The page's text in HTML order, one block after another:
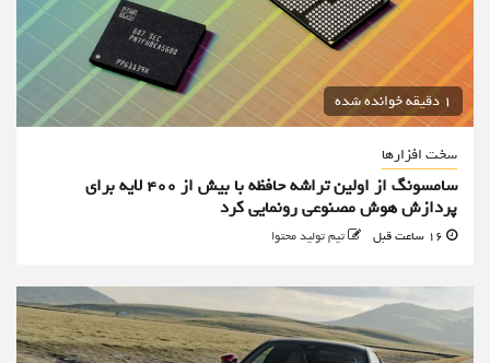
1 دقیقه خوانده شده
سخت افزارها
سامسونگ از اولین تراشه حافظه با بیش از ۴۰۰ لایه برای
پردازش هوش مصنوعی رونمایی کرد
تیم تولید محتوا